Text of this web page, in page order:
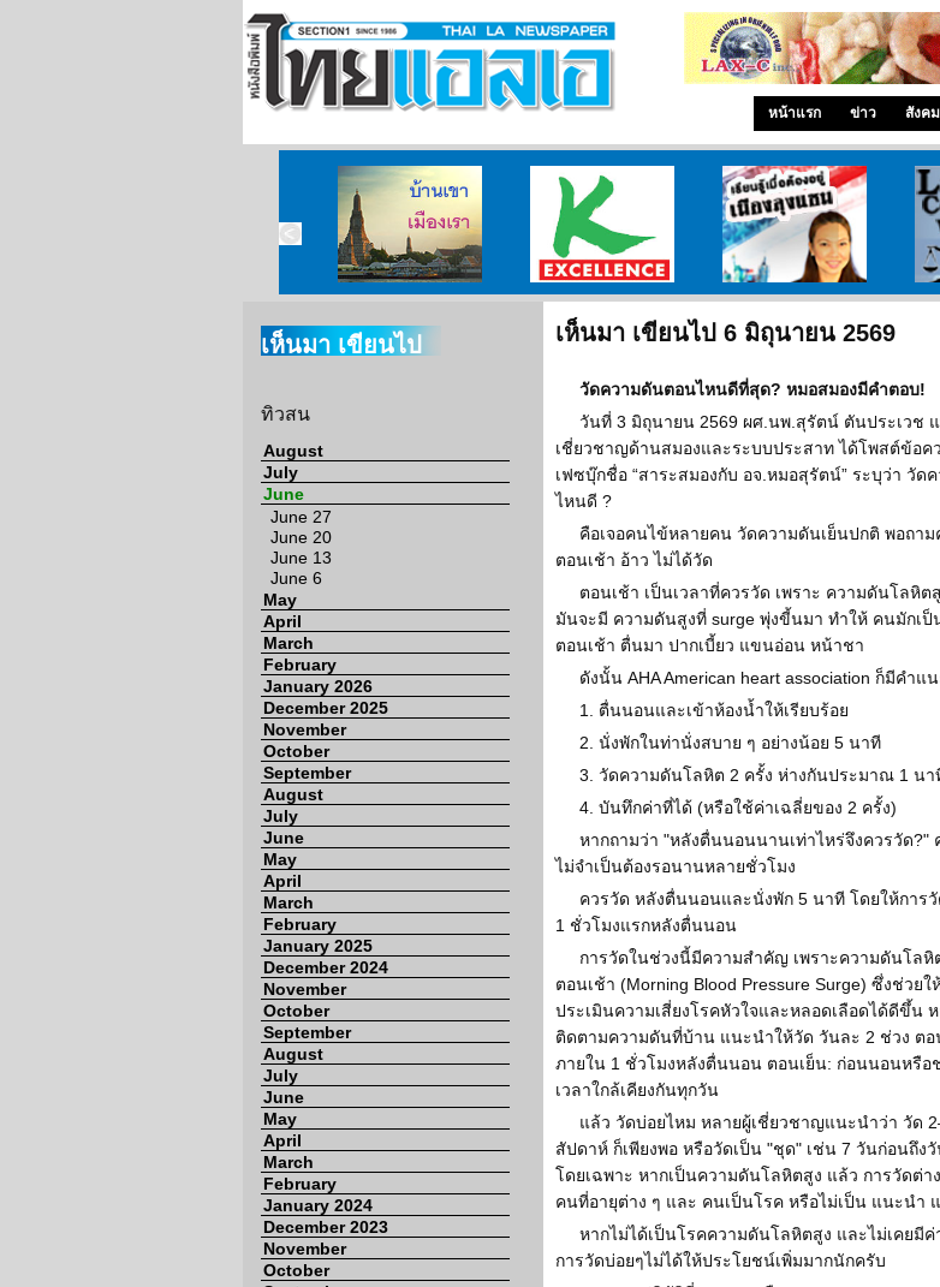
หน้าแรก ข่าว สังคม
บ้านเขา เมืองเรา ศูนย์วิจัยกสิกรไทย เรียนรู้เมื่ออยู่เมืองลุงแซม
เห็นมา เขียนไป
ทิวสน
August
July
June
June 27
June 20
June 13
June 6
May
April
March
February
January 2026
December 2025
November
October
September
August
July
June
May
April
March
February
January 2025
December 2024
November
October
September
August
July
June
May
April
March
February
January 2024
December 2023
November
October
เห็นมา เขียนไป 6 มิถุนายน 2569
วัดความดันตอนไหนดีที่สุด? หมอสมองมีคำตอบ!
วันที่ 3 มิถุนายน 2569 ผศ.นพ.สุรัตน์ ตันประเวช
เชี่ยวชาญด้านสมองและระบบประสาท ได้โพสต์ข้อค
เฟซบุ๊กชื่อ “สาระสมองกับ อจ.หมอสุรัตน์” ระบุว่า วัด
ไหนดี ?
คือเจอคนไข้หลายคน วัดความดันเย็นปกติ พอถา
ตอนเช้า อ้าว ไม่ได้วัด
ตอนเช้า เป็นเวลาที่ควรวัด เพราะ ความดันโลหิต
มันจะมี ความดันสูงที่ surge พุ่งขี้นมา ทำให้ คนมักเป็
ตอนเช้า ตื่นมา ปากเบี้ยว แขนอ่อน หน้าชา
ดังนั้น AHA American heart association ก็มีคำแ
1. ตื่นนอนและเข้าห้องน้ำให้เรียบร้อย
2. นั่งพักในท่านั่งสบาย ๆ อย่างน้อย 5 นาที
3. วัดความดันโลหิต 2 ครั้ง ห่างกันประมาณ 1 นา
4. บันทึกค่าที่ได้ (หรือใช้ค่าเฉลี่ยของ 2 ครั้ง)
หากถามว่า "หลังตื่นนอนนานเท่าไหร่จึงควรวัด?"
ไม่จำเป็นต้องรอนานหลายชั่วโมง
ควรวัด หลังตื่นนอนและนั่งพัก 5 นาที โดยให้การ
1 ชั่วโมงแรกหลังตื่นนอน
การวัดในช่วงนี้มีความสำคัญ เพราะความดันโล
ตอนเช้า (Morning Blood Pressure Surge) ซึ่งช่วยใ
ประเมินความเสี่ยงโรคหัวใจและหลอดเลือดได้ดีขึ้น
ติดตามความดันที่บ้าน แนะนำให้วัด วันละ 2 ช่วง ตอ
ภายใน 1 ชั่วโมงหลังตื่นนอน ตอนเย็น: ก่อนนอนหรือ
เวลาใกล้เคียงกันทุกวัน
แล้ว วัดบ่อยไหม หลายผู้เชี่ยวชาญแนะนำว่า วัด
สัปดาห์ ก็เพียงพอ หรือวัดเป็น "ชุด" เช่น 7 วันก่อนถึง
โดยเฉพาะ หากเป็นความดันโลหิตสูง แล้ว การวัดต่า
คนที่อายุต่าง ๆ และ คนเป็นโรค หรือไม่เป็น แนะนำ
หากไม่ได้เป็นโรคความดันโลหิตสูง และไม่เคยมีค่
การวัดบ่อยๆไม่ได้ให้ประโยชน์เพิ่มมากนักครับ